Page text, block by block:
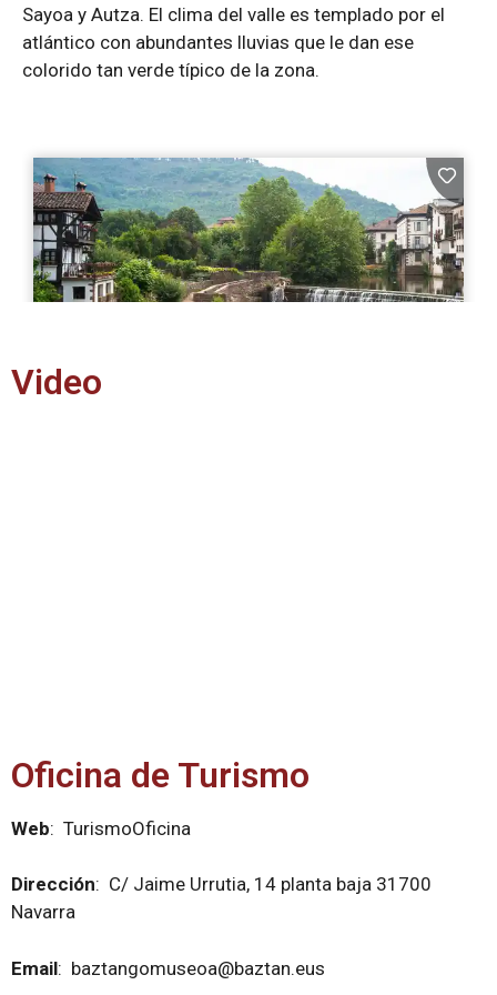
Sayoa y Autza. El clima del valle es templado por el
atlántico con abundantes lluvias que le dan ese
colorido tan verde típico de la zona.
Video
Oficina de Turismo
Web: TurismoOficina
Dirección: C/ Jaime Urrutia, 14 planta baja 31700
Navarra
Email: baztangomuseoa@baztan.eus